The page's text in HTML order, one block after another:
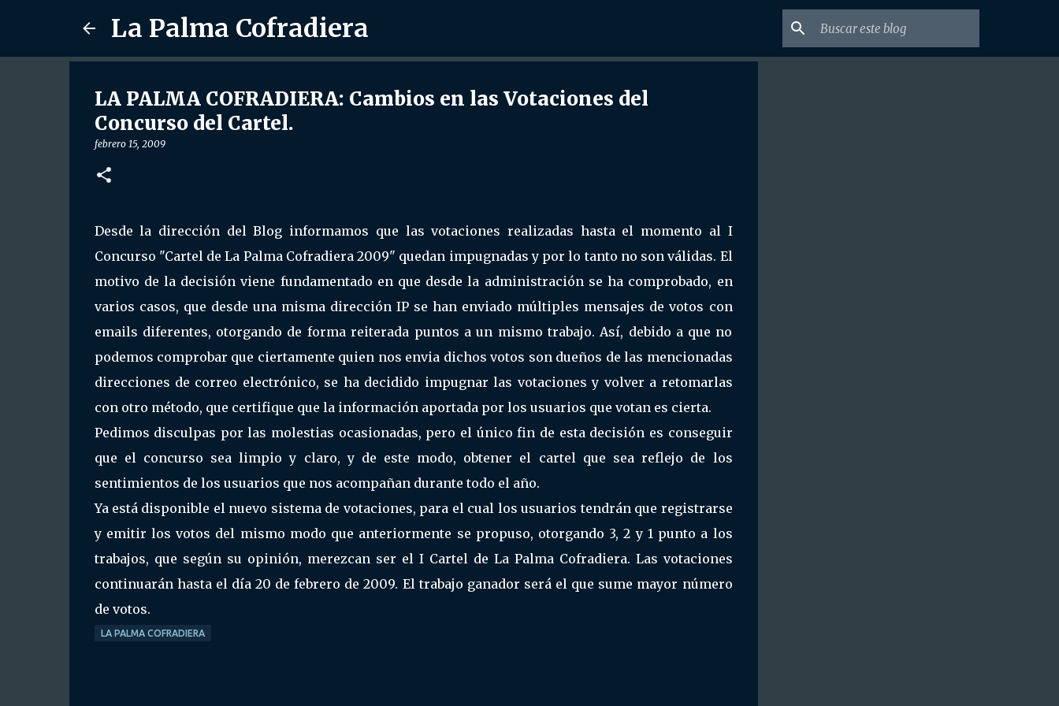
La Palma Cofradiera
LA PALMA COFRADIERA: Cambios en las Votaciones del
Concurso del Cartel.
febrero 15, 2009
Desde la dirección del Blog informamos que las votaciones realizadas hasta el momento al I
Concurso "Cartel de La Palma Cofradiera 2009" quedan impugnadas y por lo tanto no son válidas. El
motivo de la decisión viene fundamentado en que desde la administración se ha comprobado, en
varios casos, que desde una misma dirección IP se han enviado múltiples mensajes de votos con
emails diferentes, otorgando de forma reiterada puntos a un mismo trabajo. Así, debido a que no
podemos comprobar que ciertamente quien nos envia dichos votos son dueños de las mencionadas
direcciones de correo electrónico, se ha decidido impugnar las votaciones y volver a retomarlas
con otro método, que certifique que la información aportada por los usuarios que votan es cierta.
Pedimos disculpas por las molestias ocasionadas, pero el único fin de esta decisión es conseguir
que el concurso sea limpio y claro, y de este modo, obtener el cartel que sea reflejo de los
sentimientos de los usuarios que nos acompañan durante todo el año.
Ya está disponible el nuevo sistema de votaciones, para el cual los usuarios tendrán que registrarse
y emitir los votos del mismo modo que anteriormente se propuso, otorgando 3, 2 y 1 punto a los
trabajos, que según su opinión, merezcan ser el I Cartel de La Palma Cofradiera. Las votaciones
continuarán hasta el día 20 de febrero de 2009. El trabajo ganador será el que sume mayor número
de votos.
LA PALMA COFRADIERA